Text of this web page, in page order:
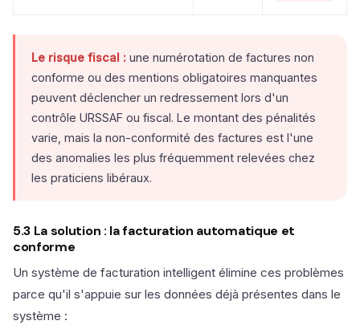
Le risque fiscal : une numérotation de factures non
conforme ou des mentions obligatoires manquantes
peuvent déclencher un redressement lors d'un
contrôle URSSAF ou fiscal. Le montant des pénalités
varie, mais la non-conformité des factures est l'une
des anomalies les plus fréquemment relevées chez
les praticiens libéraux.
5.3 La solution : la facturation automatique et
conforme
Un système de facturation intelligent élimine ces problèmes
parce qu'il s'appuie sur les données déjà présentes dans le
système :